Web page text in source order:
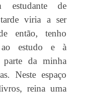
estudante de
viria a ser
então, tenho
ao estudo e à
da minha
Neste espaço
reina uma